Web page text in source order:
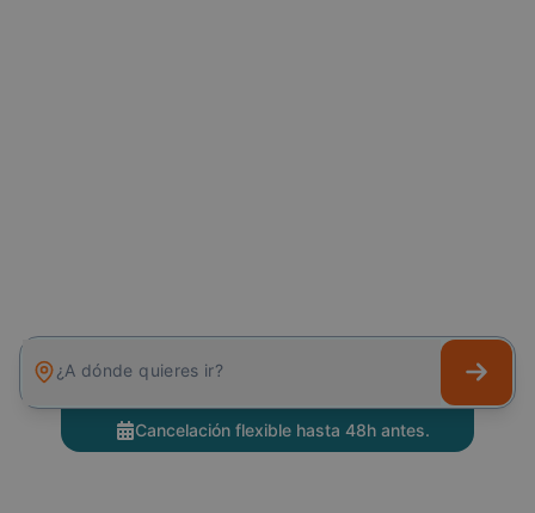
¿A dónde quieres ir?
Cancelación flexible hasta 48h antes.